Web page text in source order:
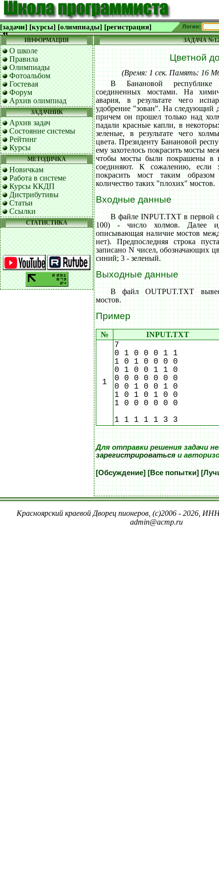
[задачи] [курсы] [олимпиады] [регистрация] Логин:
ИНФОРМАЦИЯ
О школе
Правила
Олимпиады
Фотоальбом
Гостевая
Форум
Архив олимпиад
ЗАДАЧНИК
Архив задач
Состояние системы
Рейтинг
Курсы
МЕТОДИЧКА
Новичкам
Работа в системе
Курсы ККДП
Дистрибутивы
Статьи
Ссылки
СТАТИСТИКА
ЗАДАЧА
Цветной
(Время: 1 сек. Память: 16
В Банановой
соединенных мостами. На
авария, в результате чего
удобрение "зован". На следующий
причем он прошел только над
падали красные капли, в
зеленые, в результате чего
цвета. Президенту Банановой
ему захотелось покрасить мосты
чтобы мосты были покрашены в
соединяют. К сожалению, если
покрасить мост таким
количество таких "плохих" мостов.
Входные данные
В файле INPUT.TXT в первой
100) - число холмов. Далее
описывающая наличие мостов
нет). Предпоследняя строка
записано N чисел, обозначающих
синий; 3 - зеленый.
Выходные данные
В файл OUTPUT.TXT
мостов.
Пример
№ INPUT.TXT
1
7
0 1 0 0 0 1 1
1 0 1 0 0 0 0
0 1 0 0 1 1 0
0 0 0 0 0 0 0
0 0 1 0 0 1 0
1 0 1 0 1 0 0
1 0 0 0 0 0 0
1 1 1 1 1 3 3
Для отправки решения задачи
зарегистрироватьсяи
[Обсуждение] [Все попытки]
Красноярский краевой Дворец пионеров, (c)2006 - 2026,
admin@acmp.ru